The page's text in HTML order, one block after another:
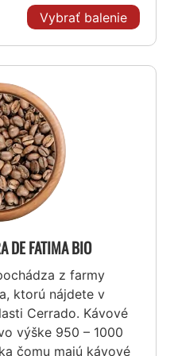
Vybrať balenie
DE FATIMA BIO
z farmy
ktorú nájdete v
Cerrado. Kávové
výške 950 – 1000
čomu majú kávové